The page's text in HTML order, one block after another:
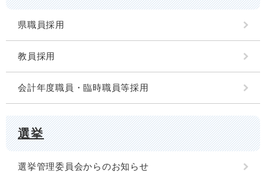
県職員採用
教員採用
会計年度職員・臨時職員等採用
選挙
選挙管理委員会からのお知らせ